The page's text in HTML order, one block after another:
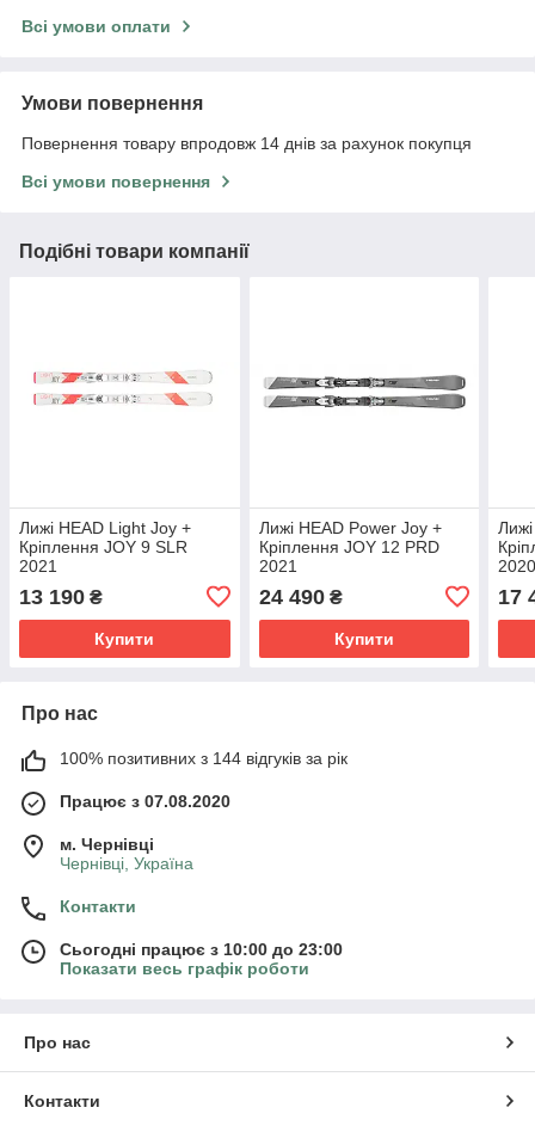
Всі умови оплати
Умови повернення
Повернення товару впродовж 14 днів за рахунок покупця
Всі умови повернення
Подібні товари компанії
Лижі HEAD Light Joy +
Кріплення JOY 9 SLR
2021
13 190 ₴
Купити
Лижі HEAD Power Joy +
Кріплення JOY 12 PRD
2021
24 490₴
Купити
17
Про нас
100% позитивних з 144 відгуків за рік
Працює з 07.08.2020
м. Чернівці
Чернівці, Україна
Контакти
Сьогодні працює з 10:00 до 23:00
Показати весь графік роботи
Про нас
Контакти